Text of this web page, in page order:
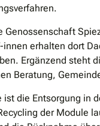
Genossenschaft
erhalten dort
Ergänzend steht
Beratung,
die Entsorgung in
der Module